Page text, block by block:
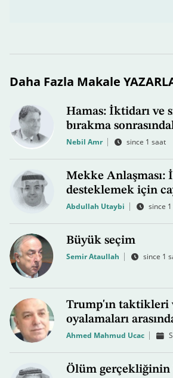
Daha Fazla Makale
Hamas: İktidarı ve
bırakma
Nebil Amr since 1 saat
Mekke Anlaşması:
desteklemek için
Abdullah Utaybi since
Büyük seçim
Semir Ataullah since 1
Trump'ın taktikleri
oyalamaları
Ahmed Mahmud Ucac
Ölüm gerçekliğinin